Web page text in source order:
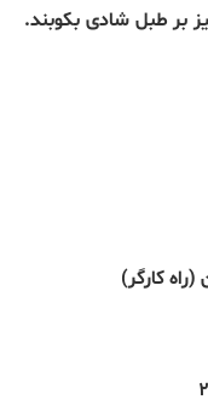
بر طبل شادی بکوبند.
کارگر)